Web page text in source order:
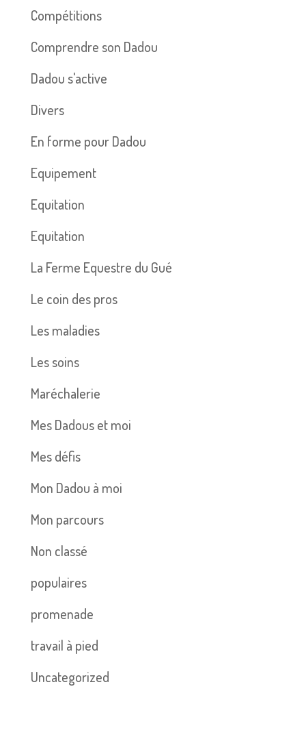
Compétitions
Comprendre son Dadou
Dadou s'active
Divers
En forme pour Dadou
Equipement
Equitation
Equitation
La Ferme Equestre du Gué
Le coin des pros
Les maladies
Les soins
Maréchalerie
Mes Dadous et moi
Mes défis
Mon Dadou à moi
Mon parcours
Non classé
populaires
promenade
travail à pied
Uncategorized